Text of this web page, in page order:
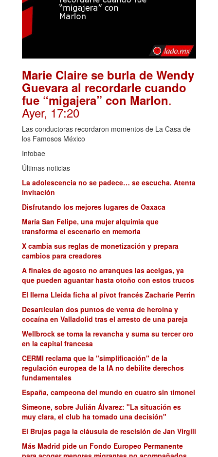
Marie Claire se burla de Wendy
Guevara al recordarle cuando
fue “migajera” con Marlon.
Ayer, 17:20
Las conductoras recordaron momentos de La Casa de
los Famosos México
Infobae
Últimas noticias
La adolescencia no se padece… se escucha. Atenta
invitación
Disfrutando los mejores lugares de Oaxaca
María San Felipe, una mujer alquimia que
transforma el escenario en memoria
X cambia sus reglas de monetización y prepara
cambios para creadores
A finales de agosto no arranques las acelgas, ya
que pueden aguantar hasta otoño con estos trucos
El Ilerna Lleida ficha al pívot francés Zacharie Perrin
Desarticulan dos puntos de venta de heroína y
cocaína en Valladolid tras el arresto de una pareja
Wellbrock se toma la revancha y suma su tercer oro
en la capital francesa
CERMI reclama que la "simplificación" de la
regulación europea de la IA no debilite derechos
fundamentales
España, campeona del mundo en cuatro sin timonel
Simeone, sobre Julián Álvarez: "La situación es
muy clara, el club ha tomado una decisión"
El Brujas paga la cláusula de rescisión de Jan Virgili
Más Madrid pide un Fondo Europeo Permanente